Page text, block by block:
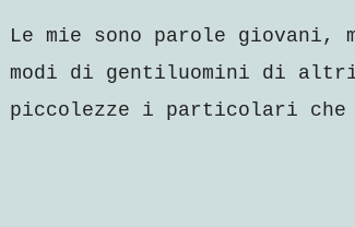
Le mie sono parole giovani,
modi di gentiluomini di
piccolezze i particolari che